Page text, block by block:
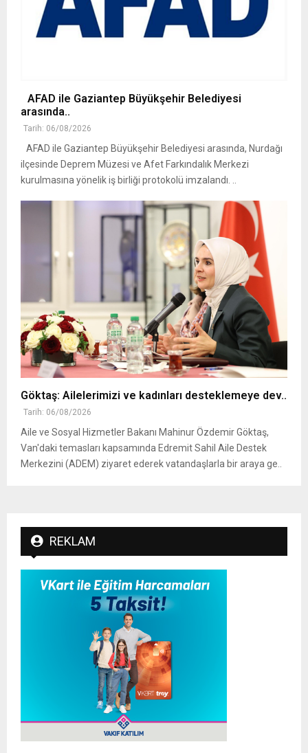
AFAD ile Gaziantep Büyükşehir Belediyesi
arasında..
Tarih: 06/08/2026
AFAD ile Gaziantep Büyükşehir Belediyesi arasında, Nurdağı
ilçesinde Deprem Müzesi ve Afet Farkındalık Merkezi
kurulmasına yönelik iş birliği protokolü imzalandı. ..
Göktaş: Ailelerimizi ve kadınları desteklemeye dev..
Tarih: 06/08/2026
Aile ve Sosyal Hizmetler Bakanı Mahinur Özdemir Göktaş,
Van'daki temasları kapsamında Edremit Sahil Aile Destek
Merkezini (ADEM) ziyaret ederek vatandaşlarla bir araya ge..
REKLAM